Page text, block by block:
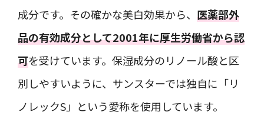
成分です。その確かな美白効果から、 医薬部外
品の有効成分として2001年に厚生労働省から認
可を受けています。保湿成分のリノール酸と区
別しやすいように、サンスターでは独自に「リ
ノレックS」という愛称を使用しています。